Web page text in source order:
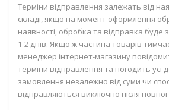
Терміни відправлення залежать від
складі, якщо на момент оформлення
наявності, обробка та відправка буде
1-2 днів. Якщо ж частина товарів
менеджер інтернет-магазину
терміни відправлення та погодить усі
замовлення незалежно від суми чи
відправляються виключно після повної